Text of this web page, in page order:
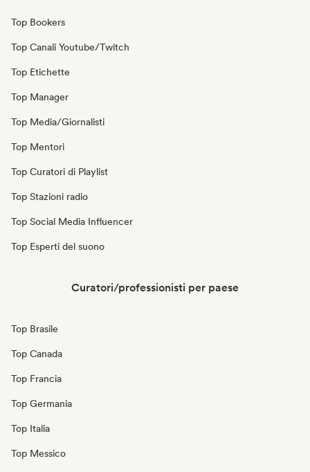
Top Bookers
Top Canali Youtube/Twitch
Top Etichette
Top Manager
Top Media/Giornalisti
Top Mentori
Top Curatori di Playlist
Top Stazioni radio
Top Social Media Influencer
Top Esperti del suono
Curatori/professionisti per paese
Top Brasile
Top Canada
Top Francia
Top Germania
Top Italia
Top Messico